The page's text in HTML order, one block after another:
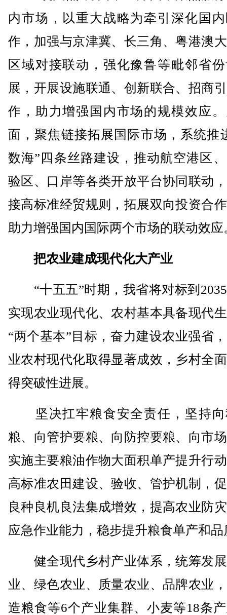
内市场，以重大战略为牵引深化国
作，加强与京津冀、长三角、粤港澳
区域对接联动，强化豫鲁等毗邻省
展，开展设施联通、创新联合、招商
作，助力增强国内市场的规模效应
面，聚焦链接拓展国际市场，系统推
数海”四条丝路建设，推动航空港区
验区、口岸等各类开放平台协同联动
接高标准经贸规则，拓展双向投资合
助力增强国内国际两个市场的联动效应
把农业建成现代化大产业
“十五五”时期，我省将对标到
实现农业现代化、农村基本具备现代
“两个基本”目标，奋力建设农业强省
业农村现代化取得显著成效，乡村全
得突破性进展。
坚决扛牢粮食安全责任，坚持向
粮、向管护要粮、向防控要粮、向市
实施主要粮油作物大面积单产提升行
高标准农田建设、验收、管护机制，
良种良机良法集成增效，提高农业防
应急作业能力，稳步提升粮食单产和品
健全现代乡村产业体系，统筹发
业、绿色农业、质量农业、品牌农业
造粮食等6个产业集群、小麦等18条